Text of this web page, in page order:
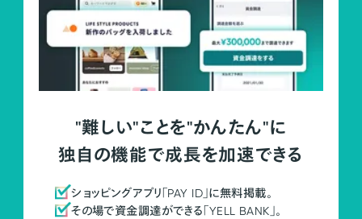
"難しい"ことを"かんたん"に
独自の機能で成長を加速できる
ショッピングアプリ「PAY ID」に無料掲載。
その場で資金調達ができる「YELL BANK」。